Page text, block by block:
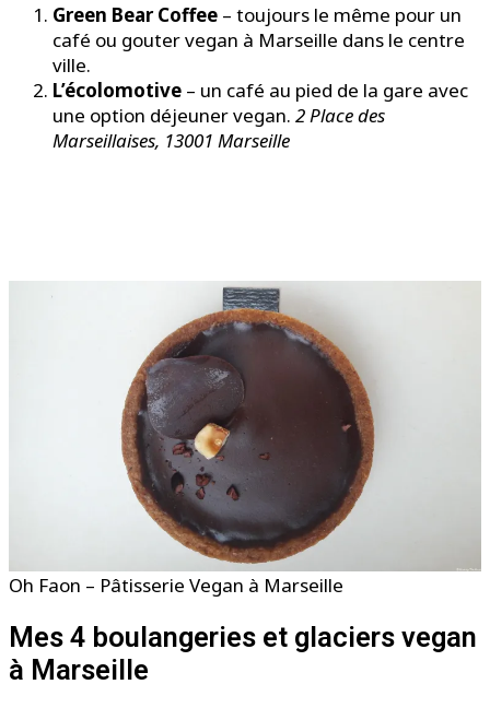
Green Bear Coffee – toujours le même pour un
café ou gouter vegan à Marseille dans le centre
ville.
L’écolomotive – un café au pied de la gare avec
une option déjeuner vegan. 2 Place des
Marseillaises, 13001 Marseille
Oh Faon – Pâtisserie Vegan à Marseille
Mes 4 boulangeries et glaciers vegan
à Marseille